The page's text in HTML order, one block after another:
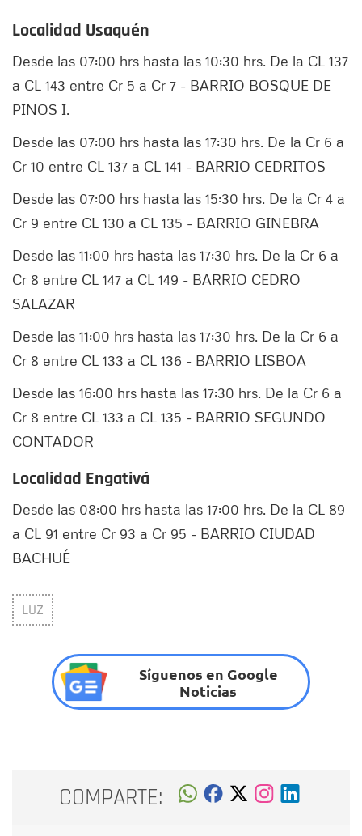
Localidad Usaquén
Desde las 07:00 hrs hasta las 10:30 hrs. De la CL 137
a CL 143 entre Cr 5 a Cr 7 - BARRIO BOSQUE DE
PINOS I.
Desde las 07:00 hrs hasta las 17:30 hrs. De la Cr 6 a
Cr 10 entre CL 137 a CL 141 - BARRIO CEDRITOS
Desde las 07:00 hrs hasta las 15:30 hrs. De la Cr 4 a
Cr 9 entre CL 130 a CL 135 - BARRIO GINEBRA
Desde las 11:00 hrs hasta las 17:30 hrs. De la Cr 6 a
Cr 8 entre CL 147 a CL 149 - BARRIO CEDRO
SALAZAR
Desde las 11:00 hrs hasta las 17:30 hrs. De la Cr 6 a
Cr 8 entre CL 133 a CL 136 - BARRIO LISBOA
Desde las 16:00 hrs hasta las 17:30 hrs. De la Cr 6 a
Cr 8 entre CL 133 a CL 135 - BARRIO SEGUNDO
CONTADOR
Localidad Engativá
Desde las 08:00 hrs hasta las 17:00 hrs. De la CL 89
a CL 91 entre Cr 93 a Cr 95 - BARRIO CIUDAD
BACHUÉ
LUZ
Síguenos en Google
Noticias
COMPARTE: